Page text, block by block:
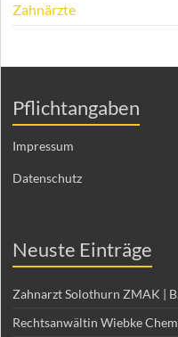
Zahnärzte
Pflichtangaben
Impressum
Datenschutz
Neuste Einträge
Zahnarzt Solothurn ZMAK |
Rechtsanwältin Wiebke